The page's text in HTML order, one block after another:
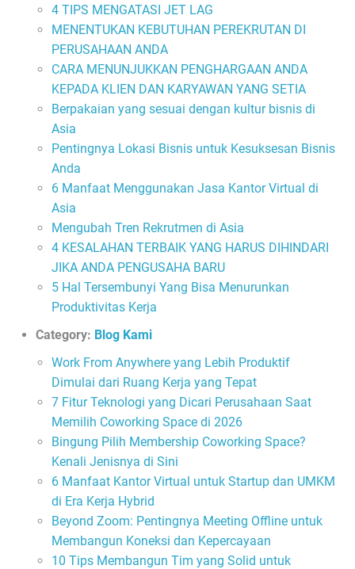
4 TIPS MENGATASI JET LAG
MENENTUKAN KEBUTUHAN PEREKRUTAN DI
PERUSAHAAN ANDA
CARA MENUNJUKKAN PENGHARGAAN ANDA
KEPADA KLIEN DAN KARYAWAN YANG SETIA
Berpakaian yang sesuai dengan kultur bisnis di
Asia
Pentingnya Lokasi Bisnis untuk Kesuksesan Bisnis
Anda
6 Manfaat Menggunakan Jasa Kantor Virtual di
Asia
Mengubah Tren Rekrutmen di Asia
4 KESALAHAN TERBAIK YANG HARUS DIHINDARI
JIKA ANDA PENGUSAHA BARU
5 Hal Tersembunyi Yang Bisa Menurunkan
Produktivitas Kerja
Category: Blog Kami
Work From Anywhere yang Lebih Produktif
Dimulai dari Ruang Kerja yang Tepat
7 Fitur Teknologi yang Dicari Perusahaan Saat
Memilih Coworking Space di 2026
Bingung Pilih Membership Coworking Space?
Kenali Jenisnya di Sini
6 Manfaat Kantor Virtual untuk Startup dan UMKM
di Era Kerja Hybrid
Beyond Zoom: Pentingnya Meeting Offline untuk
Membangun Koneksi dan Kepercayaan
10 Tips Membangun Tim yang Solid untuk